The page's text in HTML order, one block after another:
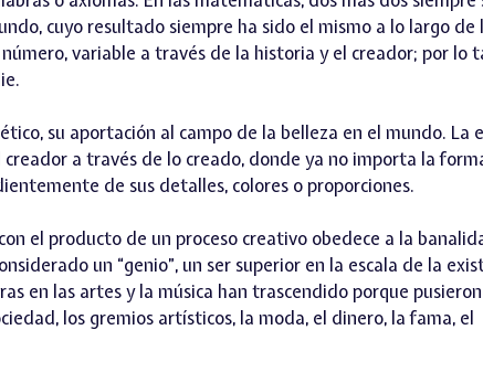
cuyo resultado siempre ha sido el mismo a lo largo de
variable a través de la historia y el creador; por lo
su aportación al campo de la belleza en el mundo. La
a través de lo creado, donde ya no importa la
de sus detalles, colores o proporciones.
el producto de un proceso creativo obedece a la
un “genio”, un ser superior en la escala de la
en las artes y la música han trascendido porque
los gremios artísticos, la moda, el dinero, la fama, el